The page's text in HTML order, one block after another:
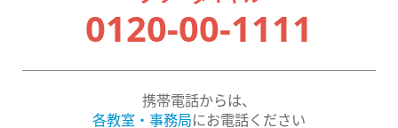
0120-00-1111
携帯電話からは、
各教室・事務局にお電話ください